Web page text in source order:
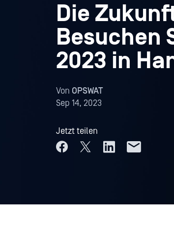
Die
Besuchen
2023 in
Von OPSWAT
Sep 14, 2023
Jetzt teilen